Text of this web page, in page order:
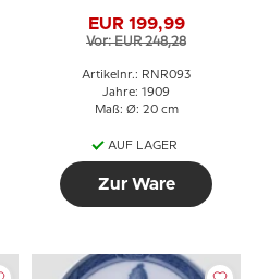
AMTS ØKONOMISKE
SELSKAB 1809-1909
EUR 199,99
Vor: EUR 248,28
Artikelnr.: RNR093
Jahre: 1909
Maß: Ø: 20 cm
AUF LAGER
Zur Ware